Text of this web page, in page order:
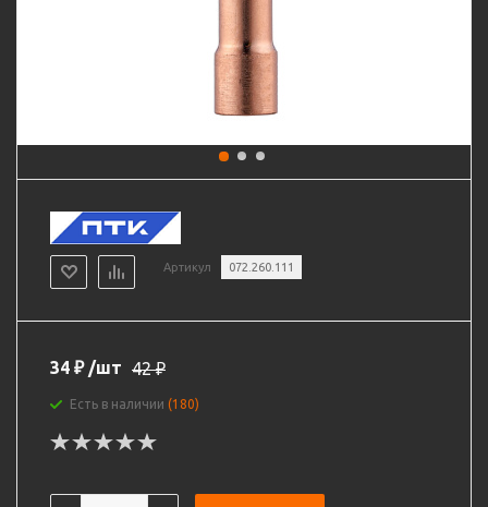
Артикул 072.260.111
34 ₽ /шт 42₽
Есть в наличии (180)